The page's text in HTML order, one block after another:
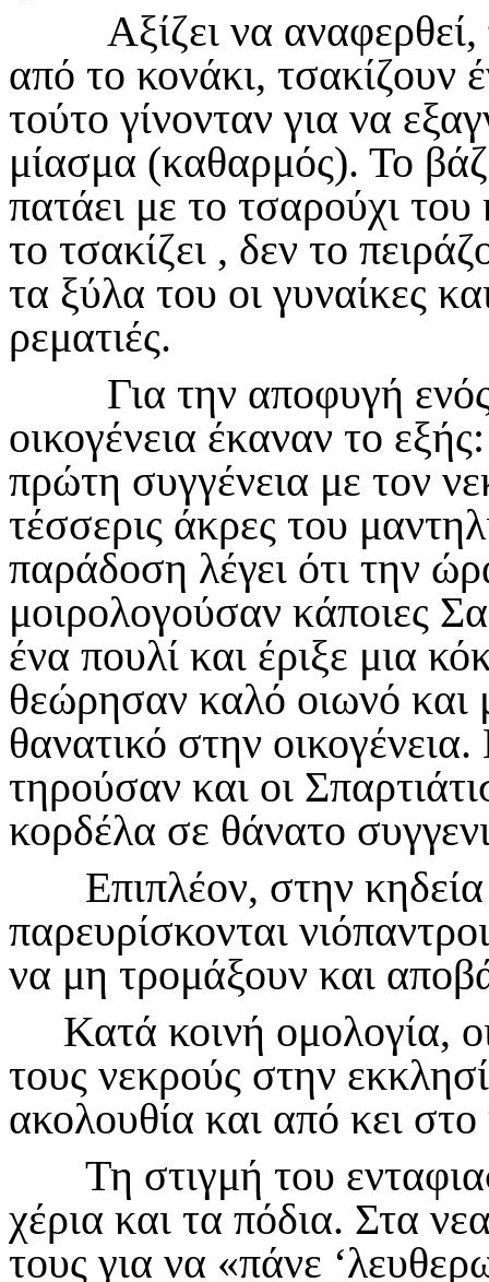
Αξίζει να αναφερθεί,
από το κονάκι, τσακίζουν
τούτο γίνονταν για να
μίασμα (καθαρμός). Το
πατάει με το τσαρούχι
το τσακίζει , δεν το
τα ξύλα του οι γυναίκες
ρεματιές.
Για την αποφυγή ενός
οικογένεια έκαναν το
πρώτη συγγένεια με τον
τέσσερις άκρες του
παράδοση λέγει ότι την
μοιρολογούσαν κάποιες
ένα πουλί και έριξε μια
θεώρησαν καλό οιωνό και
θανατικό στην
τηρούσαν και οι
κορδέλα σε θάνατο
Επιπλέον, στην κηδεία
παρευρίσκονται
να μη τρομάξουν και
Κατά κοινή ομολογία,
τους νεκρούς στην
ακολουθία και από κει
Τη στιγμή του
χέρια και τα πόδια. Στα
τους για να «πάνε